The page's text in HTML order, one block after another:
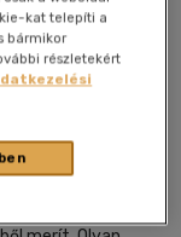
Megosztom
kat telepíti a
bármikor
részletekért